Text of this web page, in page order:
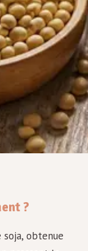
?
obtenue